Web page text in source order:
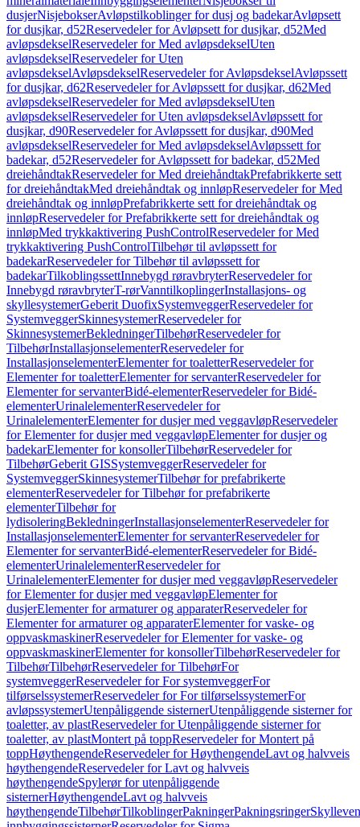
dusjerNisjebokserAvløpstilkoblinger for dusj og badekarAvløpsett
for dusjkar, d52Reservedeler for Avløpsett for dusjkar, d52Med
avløpsdekselReservedeler for Med avløpsdekselUten
avløpsdekselReservedeler for Uten
avløpsdekselAvløpsdekselReservedeler for AvløpsdekselAvløpssett
for dusjkar, d62Reservedeler for Avløpssett for dusjkar, d62Med
avløpsdekselReservedeler for Med avløpsdekselUten
avløpsdekselReservedeler for Uten avløpsdekselAvløpssett for
dusjkar, d90Reservedeler for Avløpssett for dusjkar, d90Med
avløpsdekselReservedeler for Med avløpsdekselAvløpssett for
badekar, d52Reservedeler for Avløpssett for badekar, d52Med
dreiehåndtakReservedeler for Med dreiehåndtakPrefabrikkerte sett
for dreiehåndtakMed dreiehåndtak og innløpReservedeler for Med
dreiehåndtak og innløpPrefabrikkerte sett for dreiehåndtak og
innløpReservedeler for Prefabrikkerte sett for dreiehåndtak og
innløpMed trykkaktivering PushControlReservedeler for Med
trykkaktivering PushControlTilbehør til avløpssett for
badekarReservedeler for Tilbehør til avløpssett for
badekarTilkoblingssettInnebygd røravbryterReservedeler for
Innebygd røravbryterT-rørVanntilkoplingerInstallasjons- og
skyllesystemerGeberit DuofixSystemveggerReservedeler for
SystemveggerSkinnesystemerReservedeler for
SkinnesystemerBekledningerTilbehørReservedeler for
TilbehørInstallasjonselementerReservedeler for
InstallasjonselementerElementer for toaletterReservedeler for
Elementer for toaletterElementer for servanterReservedeler for
Elementer for servanterBidé-elementerReservedeler for Bidé-
elementerUrinalelementerReservedeler for
UrinalelementerElementer for dusjer med veggavløpReservedeler
for Elementer for dusjer med veggavløpElementer for dusjer og
badekarElementer for konsollerTilbehørReservedeler for
TilbehørGeberit GISSystemveggerReservedeler for
SystemveggerSkinnesystemerTilbehør for prefabrikerte
elementerReservedeler for Tilbehør for prefabrikerte
elementerTilbehør for
lydisoleringBekledningerInstallasjonselementerReservedeler for
InstallasjonselementerElementer for servanterReservedeler for
Elementer for servanterBidé-elementerReservedeler for Bidé-
elementerUrinalelementerReservedeler for
UrinalelementerElementer for dusjer med veggavløpReservedeler
for Elementer for dusjer med veggavløpElementer for
dusjerElementer for armaturer og apparaterReservedeler for
Elementer for armaturer og apparaterElementer for vaske- og
oppvaskmaskinerReservedeler for Elementer for vaske- og
oppvaskmaskinerElementer for konsollerTilbehørReservedeler for
TilbehørTilbehørReservedeler for TilbehørFor
systemveggerReservedeler for For systemveggerFor
tilførselssystemerReservedeler for For tilførselssystemerFor
avløpssystemerUtenpåliggende sisternerUtenpåliggende sisterner for
toaletter, av plastReservedeler for Utenpåliggende sisterner for
toaletter, av plastMontert på toppReservedeler for Montert på
toppHøythengendeReservedeler for HøythengendeLavt og halvveis
høythengendeReservedeler for Lavt og halvveis
høythengendeSpylerør for utenpåliggende
sisternerHøythengendeLavt og halvveis
høythengendeTilbehørTilkoblingerPakningerPakningsringer